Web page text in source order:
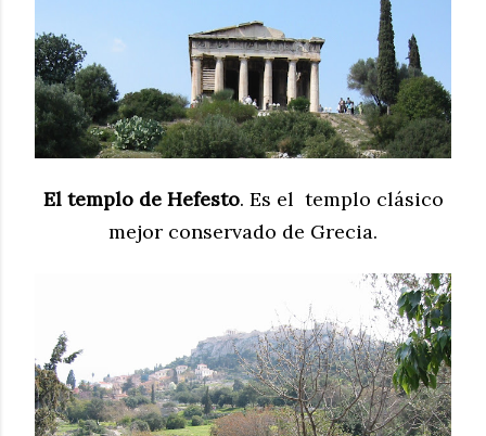
El templo de Hefesto. Es el templo clásico
mejor conservado de Grecia.